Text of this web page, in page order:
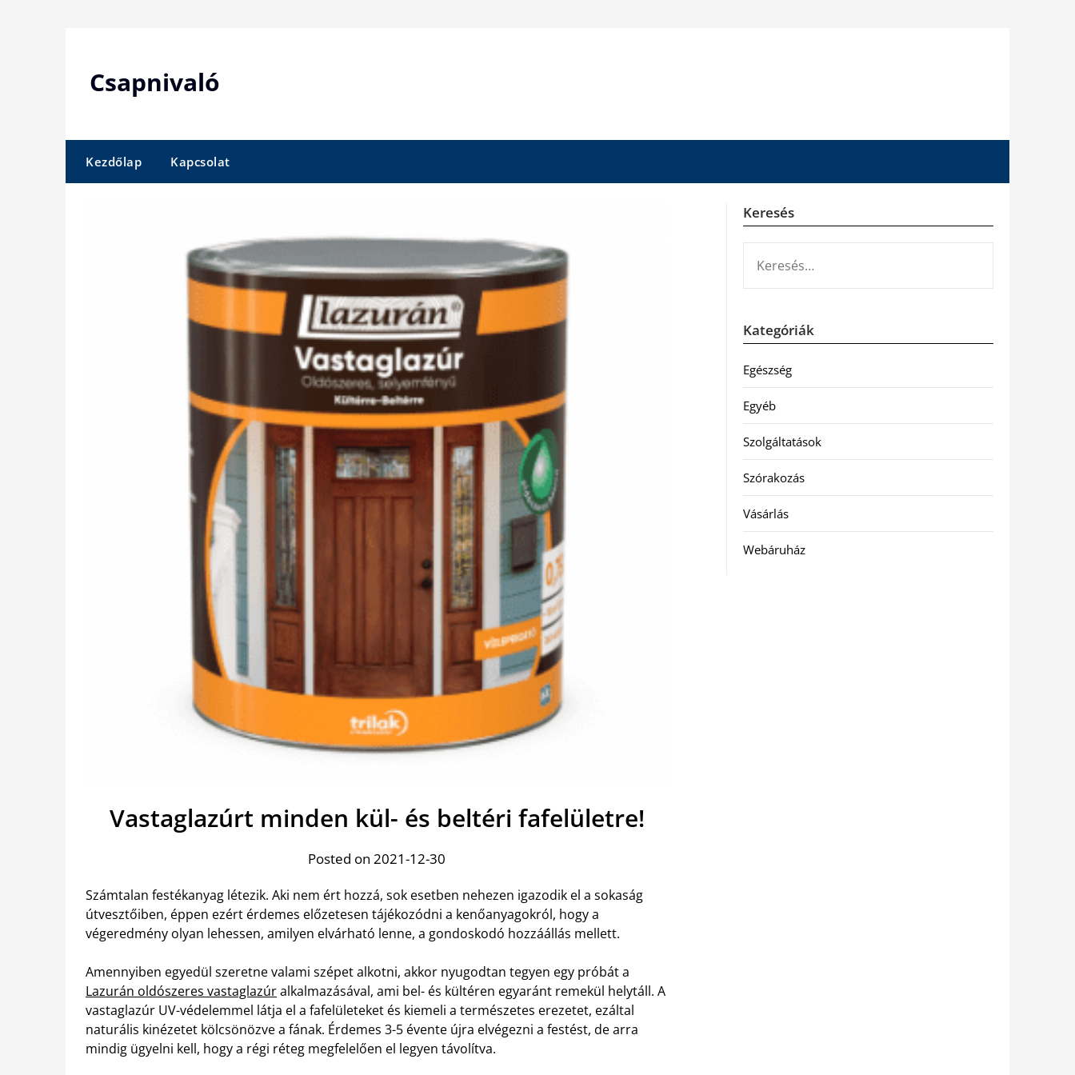
Csapnivaló
Kezdőlap Kapcsolat
Vastaglazúrt minden kül- és beltéri fafelületre!
Posted on 2021-12-30
Számtalan festékanyag létezik. Aki nem ért hozzá, sok esetben nehezen igazodik el a sokaság
útvesztőiben, éppen ezért érdemes előzetesen tájékozódni a kenőanyagokról, hogy a
végeredmény olyan lehessen, amilyen elvárható lenne, a gondoskodó hozzáállás mellett.
Amennyiben egyedül szeretne valami szépet alkotni, akkor nyugodtan tegyen egy próbát a
Lazurán oldószeres vastaglazúralkalmazásával, ami bel- és kültéren egyaránt remekül helytáll. A
vastaglazúr UV-védelemmel látja el a fafelületeket és kiemeli a természetes erezetet, ezáltal
naturális kinézetet kölcsönözve a fának. Érdemes 3-5 évente újra elvégezni a festést, de arra
mindig ügyelni kell, hogy a régi réteg megfelelően el legyen távolítva.
Keresés
Kategóriák
Egészség
Egyéb
Szolgáltatások
Szórakozás
Vásárlás
Webáruház